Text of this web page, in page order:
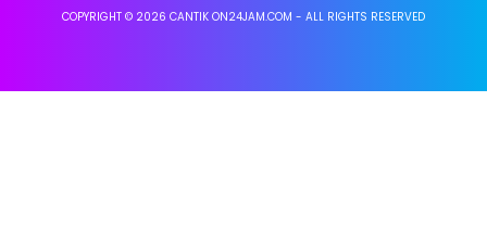
COPYRIGHT © 2026 CANTIK ON24JAM.COM - ALL RIGHTS RESERVED